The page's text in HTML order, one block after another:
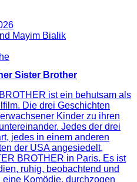
Sister Brother
ist ein behutsam als
Die drei Geschichten
Kinder zu ihren
Jedes der drei
jedes in einem anderen
der USA angesiedelt,
BROTHER in Paris. Es ist
ruhig, beobachtend und
Komödie, durchzogen